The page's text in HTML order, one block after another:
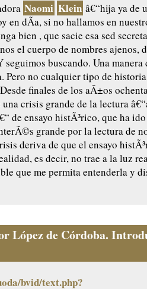
Naomi Klein â€“hija ya de
en dÃ­a, si no hallamos en
bien , que sacie esa sed
el cuerpo de nombres ajenos,
seguimos buscando. Una manera
Pero no cualquier tipo de
finales de los aÃ±os
crisis grande de la lectura
de ensayo histÃ³rico, que ha
grande por la lectura de
deriva de que el ensayo
es decir, no trae a la luz
que me permita entenderla y
López de Córdoba.
bvid/text.php?